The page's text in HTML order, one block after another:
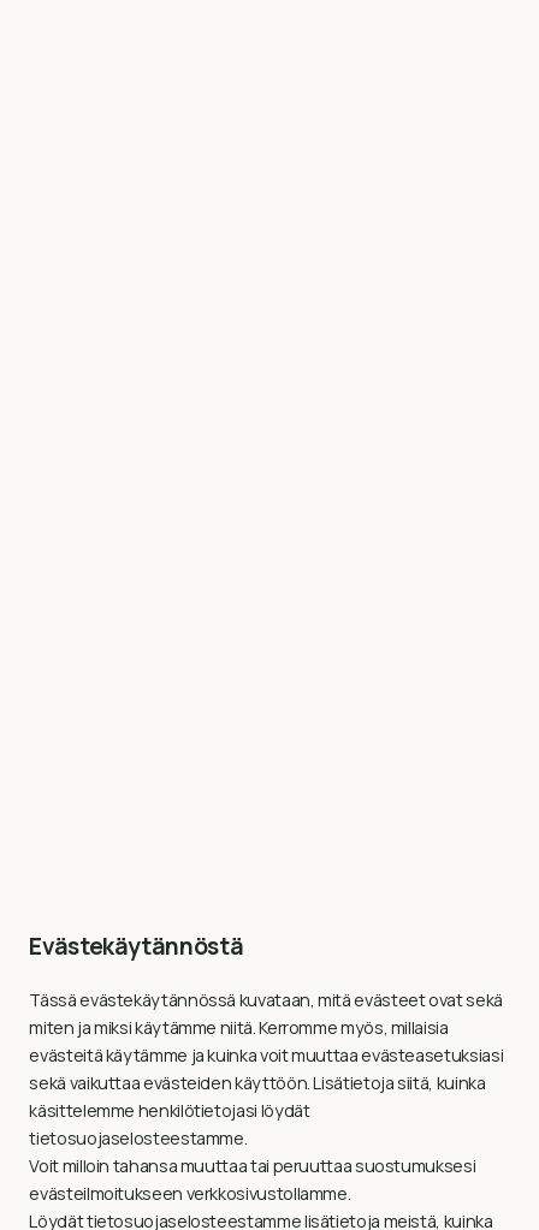
Evästekäytännöstä
Tässä evästekäytännössä kuvataan, mitä evästeet ovat sekä
miten ja miksi käytämme niitä. Kerromme myös, millaisia
evästeitä käytämme ja kuinka voit muuttaa evästeasetuksiasi
sekä vaikuttaa evästeiden käyttöön. Lisätietoja siitä, kuinka
käsittelemme henkilötietojasi löydät
tietosuojaselosteestamme.
Voit milloin tahansa muuttaa tai peruuttaa suostumuksesi
evästeilmoitukseen verkkosivustollamme.
Löydät tietosuojaselosteestamme lisätietoja meistä, kuinka